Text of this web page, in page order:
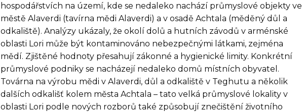
hospodářstvích na území, kde se nedaleko nachází průmyslové objekty ve
městě Alaverdi (tavírna mědi Alaverdi) a v osadě Achtala (měděný důl a
odkaliště). Analýzy ukázaly, že okolí dolů a hutních závodů v arménské
oblasti Lori může být kontaminováno nebezpečnými látkami, zejména
mědí. Zjištěné hodnoty přesahují zákonné a hygienické limity. Konkrétní
průmyslové podniky se nacházejí nedaleko domů místních obyvatel.
Továrna na výrobu mědi v Alaverdi, důl a odkaliště v Teghutu a několik
dalších odkališť kolem města Achtala – tato velká průmyslové lokality v
oblasti Lori podle nových rozborů také způsobují znečištění životního